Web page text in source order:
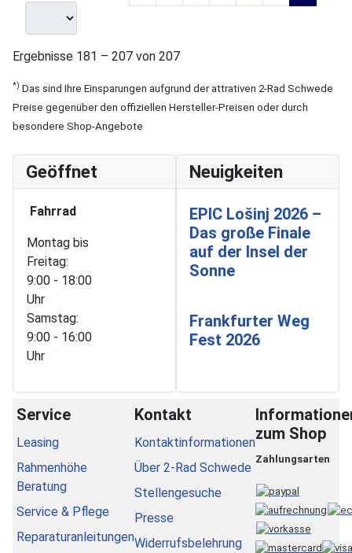
Ergebnisse 181 – 207 von 207
*) Das sind Ihre Einsparungen aufgrund der attrativen 2-Rad Schwede
Preise gegenüber den offiziellen Hersteller-Preisen oder durch
besondere Shop-Angebote
Geöffnet
Fahrrad
Montag bis
Freitag:
9:00 - 18:00
Uhr
Samstag:
9:00 - 16:00
Uhr
Neuigkeiten
EPIC Lošinj 2026 –
Das große Finale
auf der Insel der
Sonne
Frankfurter Weg
Fest 2026
Service
Leasing
Rahmenhöhe
Beratung
Service & Pflege
Reparaturanleitungen
Kontakt
Kontaktinformationen
Über 2-Rad Schwede
Stellengesuche
Presse
Widerrufsbelehrung
zum Shop
Zahlungsarten